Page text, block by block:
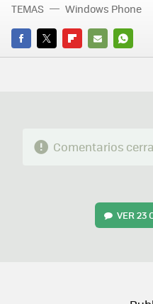
FACEBOOK
TWITTERFLIPBOARD
E-
TEMAS Windows Phone
Comentarios
VER23